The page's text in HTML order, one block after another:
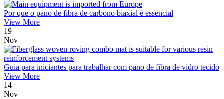
Por que o pano de fibra de carbono biaxial é essencial
View More
19
Nov
Guia para iniciantes para trabalhar com pano de fibra de vidro tecido
View More
14
Nov